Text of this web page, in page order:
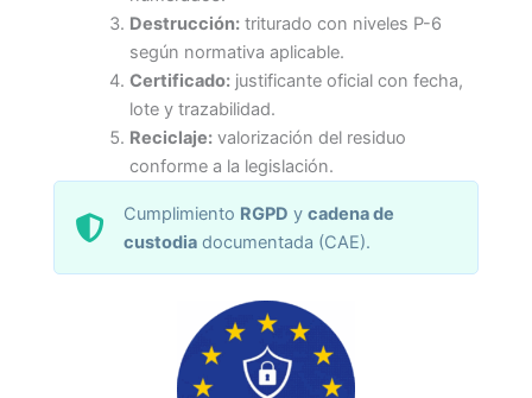
Destrucción:triturado con niveles P-6
según normativa aplicable.
Certificado:justificante oficial con fecha,
lote y trazabilidad.
Reciclaje:valorización del residuo
conforme a la legislación.
Cumplimiento RGPD ycadena de
custodia documentada (CAE).